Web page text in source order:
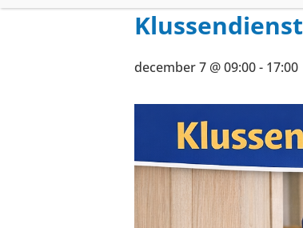
Klussendienst
december 7 @ 09:00- 17:00